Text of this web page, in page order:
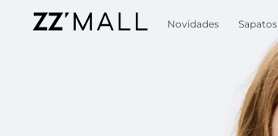
Novidades Sapatos